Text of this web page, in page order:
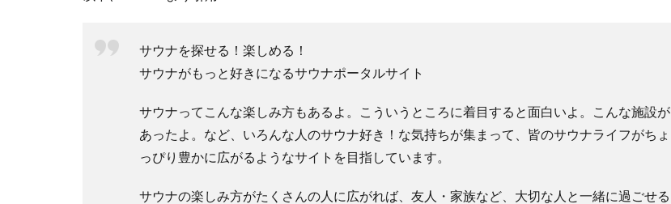
サウナを探せる！楽しめる！
サウナがもっと好きになるサウナポータルサイト
サウナってこんな楽しみ方もあるよ。こういうところに着目すると面白いよ。こんな施設が
あったよ。など、いろんな人のサウナ好き！な気持ちが集まって、皆のサウナライフがちょ
っぴり豊かに広がるようなサイトを目指しています。
サウナの楽しみ方がたくさんの人に広がれば、友人・家族など、大切な人と一緒に過ごせる